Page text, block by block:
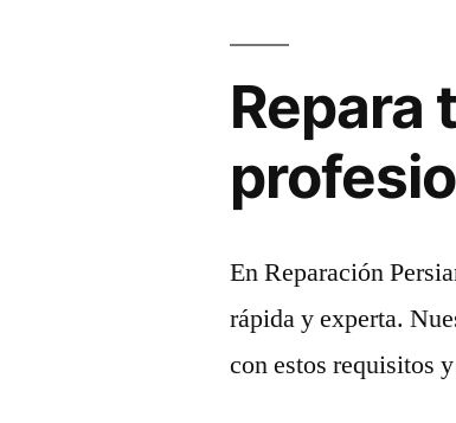
Repara
En Reparación
rápida y experta.
con estos requisitos